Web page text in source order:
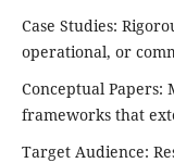
Case Studies:
operational, or
Conceptual Papers:
frameworks that
Target Audience: